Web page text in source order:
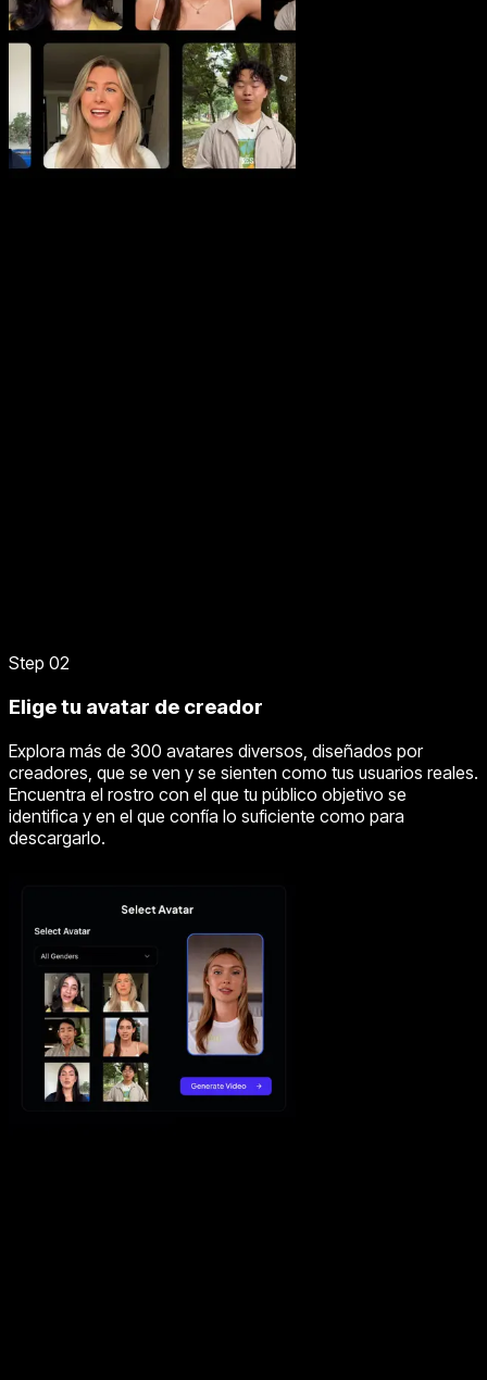
Step 02
Elige tu avatar de creador
Explora más de 300 avatares diversos, diseñados por
creadores, que se ven y se sienten como tus usuarios reales.
Encuentra el rostro con el que tu público objetivo se
identifica y en el que confía lo suficiente como para
descargarlo.